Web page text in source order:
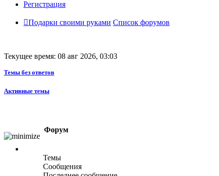
Регистрация
Подарки своими руками Список форумов
Текущее время: 08 авг 2026, 03:03
Темы без ответов
Активные темы
Форум
Темы
Сообщения